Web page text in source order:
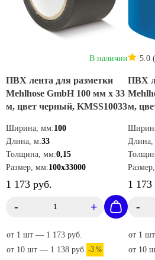
В наличии
ПВХ лента для разметки
Mehlhose GmbH 100 мм х 33
м, цвет черный, KMSS10033
Ширина, мм:100
Длина, м:33
Толщина, мм:0,15
Размер, мм:100х33000
1 173 руб.
- +
от 1 шт — 1 173 руб.
от 10 шт — 1 138 руб. -3 %
5.0
ПВХ
м,
Длина,
1 173
-
от 1
от 10